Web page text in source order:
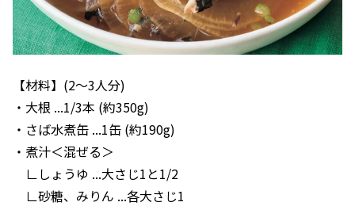
【材料】(2〜3人分)
・大根 ...1/3本 (約350g)
・さば水煮缶 ...1缶 (約190g)
・煮汁＜混ぜる＞
∟しょうゆ ...大さじ1と1/2
∟砂糖、みりん ...各大さじ1